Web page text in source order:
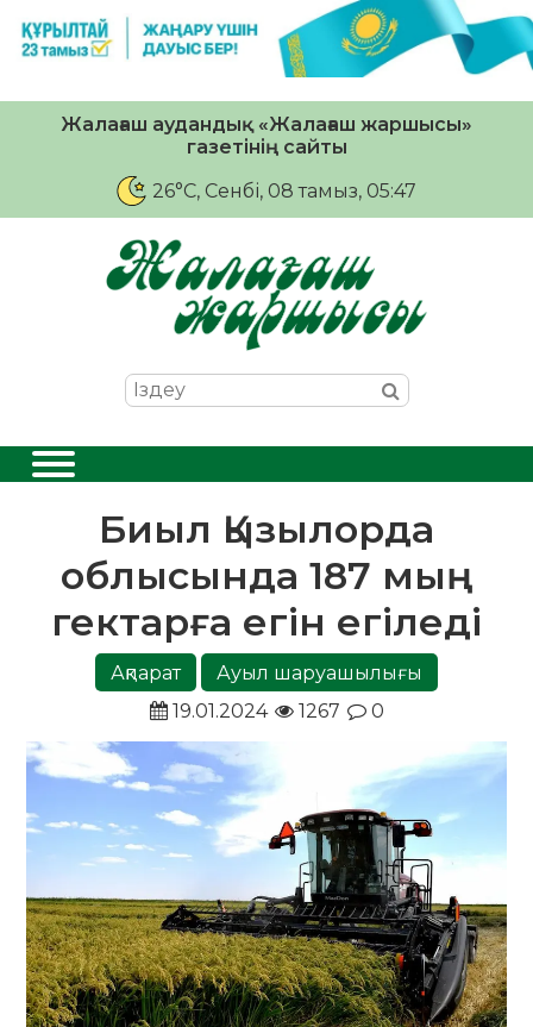
Жалағаш аудандық «Жалағаш жаршысы»
газетінің сайты
26°C, Сенбі, 08 тамыз, 05:47
Биыл Қызылорда
облысында 187 мың
гектарға егін егіледі
Ақпарат
Ауыл шаруашылығы
19.01.2024
1267 0